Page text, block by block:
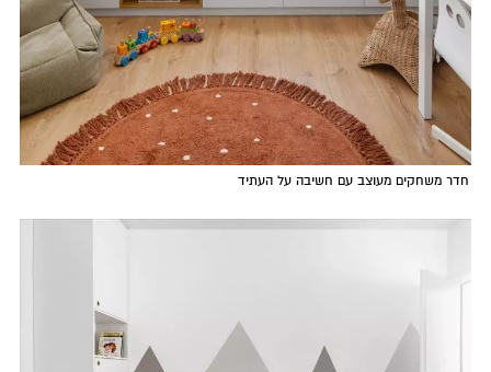
חדר משחקים מעוצב עם חשיבה על העתיד